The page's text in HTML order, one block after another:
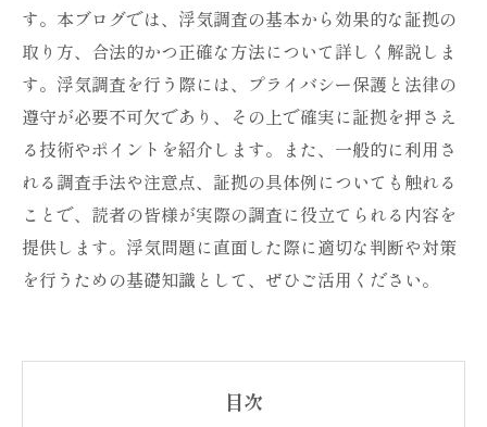
す。本ブログでは、浮気調査の基本から効果的な証拠の
取り方、合法的かつ正確な方法について詳しく解説しま
す。浮気調査を行う際には、プライバシー保護と法律の
遵守が必要不可欠であり、その上で確実に証拠を押さえ
る技術やポイントを紹介します。また、一般的に利用さ
れる調査手法や注意点、証拠の具体例についても触れる
ことで、読者の皆様が実際の調査に役立てられる内容を
提供します。浮気問題に直面した際に適切な判断や対策
を行うための基礎知識として、ぜひご活用ください。
目次